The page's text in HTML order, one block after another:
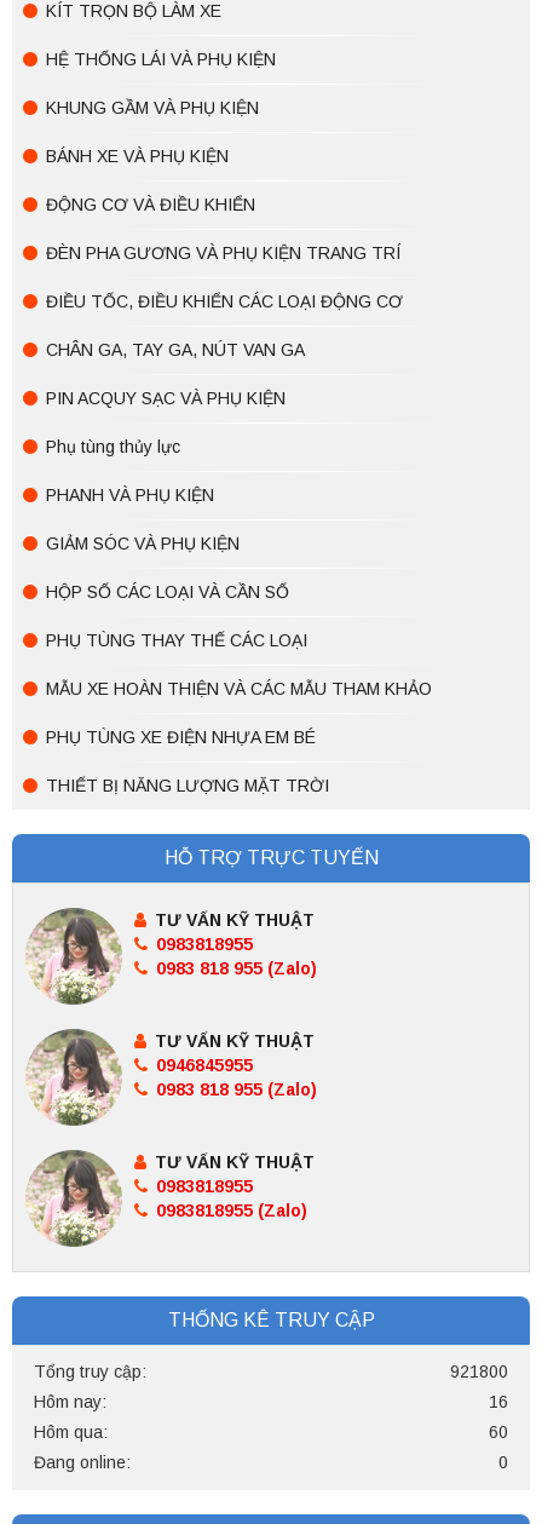
KÍT TRỌN BỘ LÀM XE
HỆ THỐNG LÁI VÀ PHỤ KIỆN
KHUNG GẦM VÀ PHỤ KIỆN
BÁNH XE VÀ PHỤ KIỆN
ĐỘNG CƠ VÀ ĐIỀU KHIỂN
ĐÈN PHA GƯƠNG VÀ PHỤ KIỆN TRANG TRÍ
ĐIỀU TỐC, ĐIỀU KHIỂN CÁC LOẠI ĐỘNG CƠ
CHÂN GA, TAY GA, NÚT VAN GA
PIN ACQUY SẠC VÀ PHỤ KIỆN
Phụ tùng thủy lực
PHANH VÀ PHỤ KIỆN
GIẢM SÓC VÀ PHỤ KIỆN
HỘP SỐ CÁC LOẠI VÀ CẦN SỐ
PHỤ TÙNG THAY THẾ CÁC LOẠI
MẪU XE HOÀN THIỆN VÀ CÁC MẪU THAM KHẢO
PHỤ TÙNG XE ĐIỆN NHỰA EM BÉ
THIẾT BỊ NĂNG LƯỢNG MẶT TRỜI
HỖ TRỢ TRỰC TUYẾN
TƯ VẤN KỸ THUẬT
0983818955
0983 818 955 (Zalo)
TƯ VẤN KỸ THUẬT
0946845955
0983 818 955 (Zalo)
TƯ VẤN KỸ THUẬT
0983818955
0983818955 (Zalo)
THỐNG KÊ TRUY CẬP
921800
Tổng truy cập:
16
Hôm nay:
60
Hôm qua:
0
Đang online: